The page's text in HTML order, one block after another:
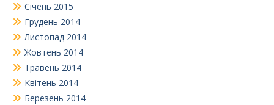
Січень 2015
Грудень 2014
Листопад 2014
Жовтень 2014
Травень 2014
Квітень 2014
Березень 2014